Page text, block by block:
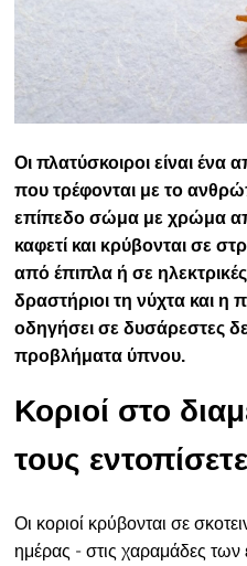
Οι πλατύσκοιροι είναι ένα
που τρέφονται με το
επίπεδο σώμα με χρώμα
καφετί και κρύβονται σε
από έπιπλα ή σε ηλεκτρικές
δραστήριοι τη νύχτα και η
οδηγήσει σε δυσάρεστες
προβλήματα ύπνου.
Κοριοί στο
τους εντοπίσετε
Οι κοριοί κρύβονται σε
ημέρας - στις χαραμάδες